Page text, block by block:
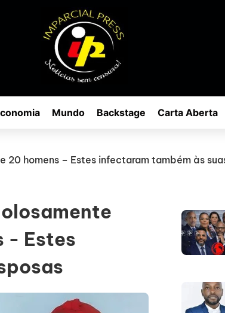
Mundo Backstage Carta Aberta
homens – Estes infectaram também às
- Estes